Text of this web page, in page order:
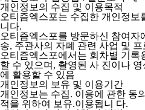
개인정보의 수집 및 이용목적
오티즘엑스포는 수집한 개인정
니다.
오티즘엑스포를 방문하신 참여자
송, 주관사의 자폐 관련 사업 및 프
오티즘엑스포에서는 회차별 기록
할 수 있으며, 촬영된 사 진이나
에 활용할 수 있음
개인정보의 보유 및 이용기간
개인정보는 수집. 이용에 관한 동
적을 위하여 보유.이용됩니 다.